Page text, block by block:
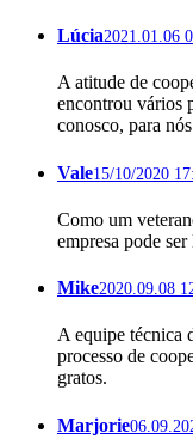
Lúcia2021.01.06
A atitude de
encontrou vários
conosco, para
Vale15/10/2020
Como um
empresa pode
Mike2020.09.08
A equipe técnica
processo de
gratos.
Marjorie